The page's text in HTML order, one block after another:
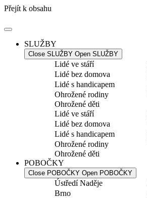
Přejít k obsahu
SLUŽBY
Close SLUŽBY Open SLUŽBY
Lidé ve stáří
Lidé bez domova
Lidé s handicapem
Ohrožené rodiny
Ohrožené děti
Lidé ve stáří
Lidé bez domova
Lidé s handicapem
Ohrožené rodiny
Ohrožené děti
POBOČKY
Close POBOČKY Open POBOČKY
Ústředí Naděje
Brno